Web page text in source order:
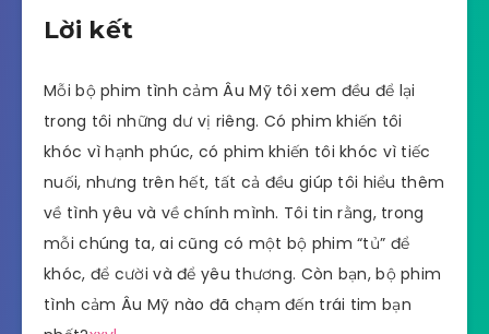
Lời kết
Mỗi bộ phim tình cảm Âu Mỹ tôi xem đều để lại
trong tôi những dư vị riêng. Có phim khiến tôi
khóc vì hạnh phúc, có phim khiến tôi khóc vì tiếc
nuối, nhưng trên hết, tất cả đều giúp tôi hiểu thêm
về tình yêu và về chính mình. Tôi tin rằng, trong
mỗi chúng ta, ai cũng có một bộ phim “tủ” để
khóc, để cười và để yêu thương. Còn bạn, bộ phim
tình cảm Âu Mỹ nào đã chạm đến trái tim bạn